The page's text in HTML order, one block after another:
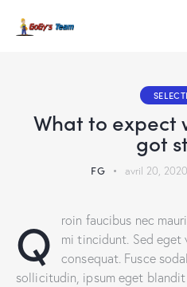
What to expect
got
FG avril 20, 2020
Q
roin faucibus nec
mi tincidunt. Sed eget
consequat. Fusce
sollicitudin, ipsum eget